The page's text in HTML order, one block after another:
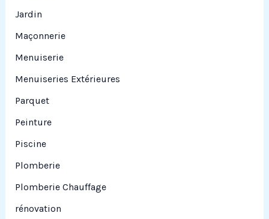
Jardin
Maçonnerie
Menuiserie
Menuiseries Extérieures
Parquet
Peinture
Piscine
Plomberie
Plomberie Chauffage
rénovation